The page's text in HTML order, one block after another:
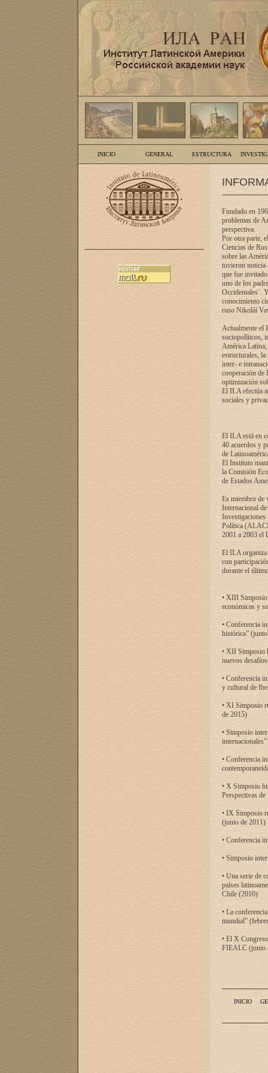
INICIO GENERAL ESTRUCTURA
Fundado en
problemas de
perspectiva.
Por otra parte,
Ciencias de
sobre las
tuvieron noticia
que fue
uno de los
Occidentales¨.
conocimiento
ruso Nikolái
Actualmente el
sociopolíticos,
América Latina,
estructurales,
inter- e
cooperación de
optimización
El ILA efectúa
sociales y
El ILA está en
40 acuerdos y
de
El Instituto
la Comisión
de Estados
Es miembro de
Internacional
Investigaciones
Política
2001 a 2003 el
El ILA organiza
con
durante el
• XIII Simposio
económicas y
• Conferencia
histórica”
• XII Simposio
nuevos
• Conferencia
y cultural de
• XI Simposio
de 2015)
• Simposio
• Conferencia
• X Simposio
Perspectivas
• IX Simposio
(junio de 2011)
• Conferencia
• Simposio
• Una serie de
países
Chile (2010)
• La
mundial”
• El X
FIEALC (junio
INICIO